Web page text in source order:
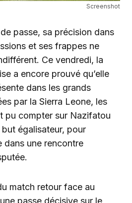
Screenshot
passe, sa précision dans
et ses frappes ne
Ce vendredi, la
a encore prouvé qu’elle
dans les grands
par la Sierra Leone, les
pu compter sur Nazifatou
égalisateur, pour
dans une rencontre
match retour face au
passe décisive sur le